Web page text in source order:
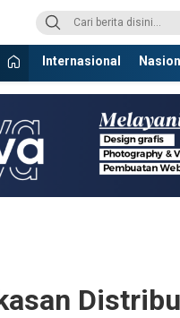
Internasional